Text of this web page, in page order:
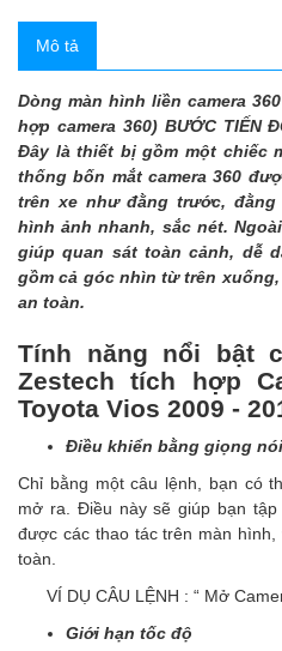
Mô tả
Dòng màn hình liền camera
hợp camera 360) BƯỚC TIẾN
Đây là thiết bị gồm một chiếc
thống bốn mắt camera 360
trên xe như đằng trước,
hình ảnh nhanh, sắc nét.
giúp quan sát toàn cảnh, dễ
gồm cả góc nhìn từ trên
an toàn.
Tính năng nổi bật
Zestech tích hợp
Toyota Vios 2009 -
Điều khiển bằng giọng nói
Chỉ bằng một câu lệnh, bạn có
mở ra. Điều này sẽ giúp bạn
được các thao tác trên màn
toàn.
VÍ DỤ CÂU LỆNH : “ Mở
Giới hạn tốc độ